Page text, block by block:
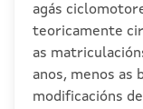
agás
teoricamente
as
anos, menos as
modificacións